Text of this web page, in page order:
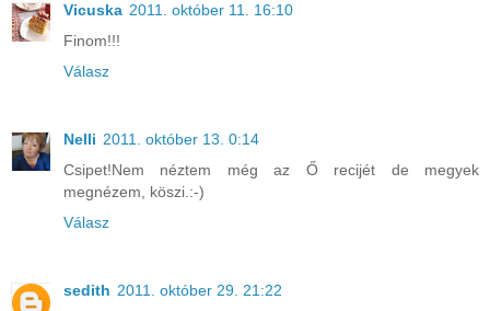
Vicuska 2011. október 11. 16:10
Finom!!!
Válasz
Nelli 2011. október 13. 0:14
Csipet!Nem néztem még az Ő recijét de megyek
megnézem, köszi.:-)
Válasz
sedith 2011. október 29. 21:22